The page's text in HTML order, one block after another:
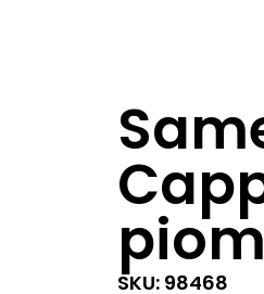
SKU: 98468